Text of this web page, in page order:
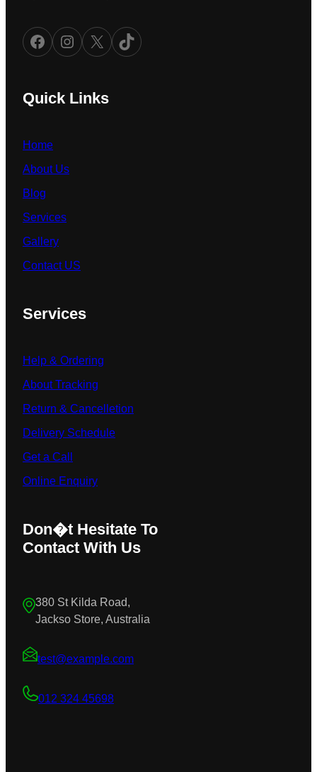
Facebook Instagram X TikTok
Quick Links
Home
About Us
Blog
Services
Gallery
Contact US
Services
Help & Ordering
About Tracking
Return & Cancelletion
Delivery Schedule
Get a Call
Online Enquiry
Don�t Hesitate To
Contact With Us
380 St Kilda Road,
Jackso Store, Australia
test@example.com
012 324 45698